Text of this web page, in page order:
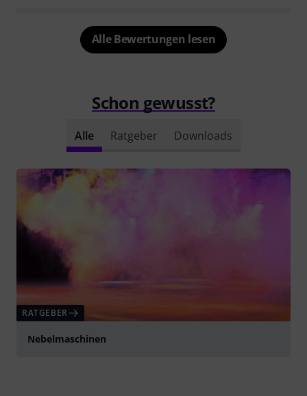
Alle Bewertungen lesen
Schon gewusst?
Alle Ratgeber Downloads
RATGEBER
Nebelmaschinen